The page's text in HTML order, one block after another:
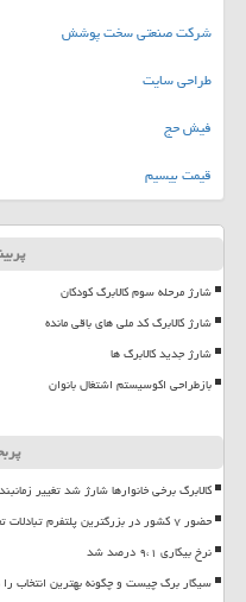
شرکت صنعتی سخت پوشش
طراحی سایت
فیش حج
قیمت بیسیم
شارژ مرحله سوم کالابرگ کودکان
شارژ کالابرگ کد ملی های باقی مانده
شارژ جدید کالابرگ ها
بازطراحی اکوسیستم اشتغال بانوان
کالابرگ برخی خانوارها شارژ شد تغییر
حضور ۷ کشور در بزرگترین پلتفرم تبادلات تجاری حوزه ساخت وساز
نرخ بیکاری ۹،۱ درصد شد
سیگار برگ چیست و چگونه بهترین انتخاب